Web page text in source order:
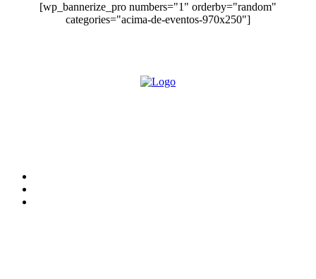
[wp_bannerize_pro numbers="1" orderby="random"
categories="acima-de-eventos-970x250"]